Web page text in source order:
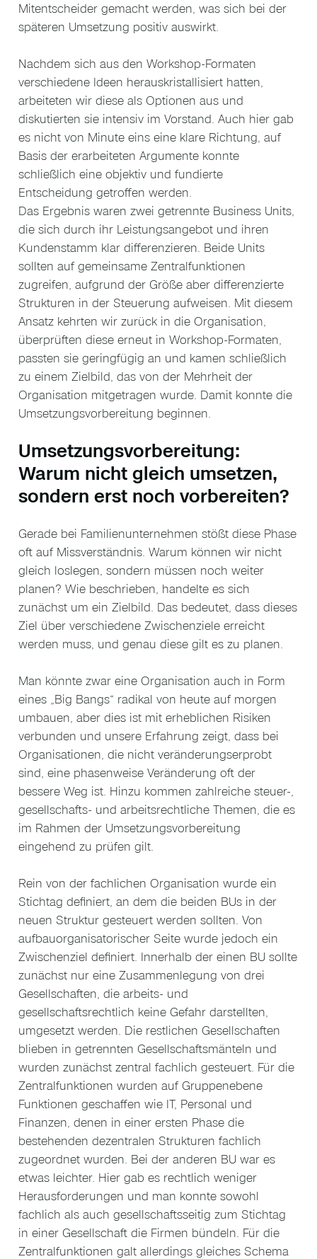
Mitentscheider gemacht werden, was sich bei der
späteren Umsetzung positiv auswirkt.
Nachdem sich aus den Workshop-Formaten
verschiedene Ideen herauskristallisiert hatten,
arbeiteten wir diese als Optionen aus und
diskutierten sie intensiv im Vorstand. Auch hier gab
es nicht von Minute eins eine klare Richtung, auf
Basis der erarbeiteten Argumente konnte
schließlich eine objektiv und fundierte
Entscheidung getroffen werden.
Das Ergebnis waren zwei getrennte Business Units,
die sich durch ihr Leistungsangebot und ihren
Kundenstamm klar differenzieren. Beide Units
sollten auf gemeinsame Zentralfunktionen
zugreifen, aufgrund der Größe aber differenzierte
Strukturen in der Steuerung aufweisen. Mit diesem
Ansatz kehrten wir zurück in die Organisation,
überprüften diese erneut in Workshop-Formaten,
passten sie geringfügig an und kamen schließlich
zu einem Zielbild, das von der Mehrheit der
Organisation mitgetragen wurde. Damit konnte die
Umsetzungsvorbereitung beginnen.
Umsetzungsvorbereitung:
Warum nicht gleich umsetzen,
sondern erst noch vorbereiten?
Gerade bei Familienunternehmen stößt diese Phase
oft auf Missverständnis. Warum können wir nicht
gleich loslegen, sondern müssen noch weiter
planen? Wie beschrieben, handelte es sich
zunächst um ein Zielbild. Das bedeutet, dass dieses
Ziel über verschiedene Zwischenziele erreicht
werden muss, und genau diese gilt es zu planen.
Man könnte zwar eine Organisation auch in Form
eines „Big Bangs“ radikal von heute auf morgen
umbauen, aber dies ist mit erheblichen Risiken
verbunden und unsere Erfahrung zeigt, dass bei
Organisationen, die nicht veränderungserprobt
sind, eine phasenweise Veränderung oft der
bessere Weg ist. Hinzu kommen zahlreiche steuer-,
gesellschafts- und arbeitsrechtliche Themen, die es
im Rahmen der Umsetzungsvorbereitung
eingehend zu prüfen gilt.
Rein von der fachlichen Organisation wurde ein
Stichtag definiert, an dem die beiden BUs in der
neuen Struktur gesteuert werden sollten. Von
aufbauorganisatorischer Seite wurde jedoch ein
Zwischenziel definiert. Innerhalb der einen BU sollte
zunächst nur eine Zusammenlegung von drei
Gesellschaften, die arbeits- und
gesellschaftsrechtlich keine Gefahr darstellten,
umgesetzt werden. Die restlichen Gesellschaften
blieben in getrennten Gesellschaftsmänteln und
wurden zunächst zentral fachlich gesteuert. Für die
Zentralfunktionen wurden auf Gruppenebene
Funktionen geschaffen wie IT, Personal und
Finanzen, denen in einer ersten Phase die
bestehenden dezentralen Strukturen fachlich
zugeordnet wurden. Bei der anderen BU war es
etwas leichter. Hier gab es rechtlich weniger
Herausforderungen und man konnte sowohl
fachlich als auch gesellschaftsseitig zum Stichtag
in einer Gesellschaft die Firmen bündeln. Für die
Zentralfunktionen galt allerdings gleiches Schema